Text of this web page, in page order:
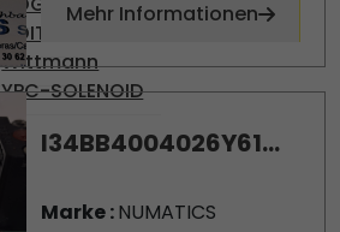
VOITH
Wittmann
YPC-SOLENOID
Mehr Informationen
I34BB4004026Y61...
Marke :NUMATICS